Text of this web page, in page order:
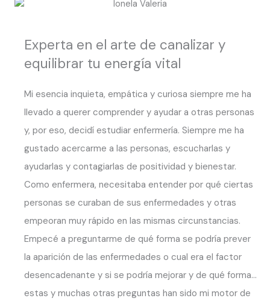
Experta en el arte de canalizar y
equilibrar tu energía vital
Mi esencia inquieta, empática y curiosa siempre me ha
llevado a querer comprender y ayudar a otras personas
y, por eso, decidí estudiar enfermería. Siempre me ha
gustado acercarme a las personas, escucharlas y
ayudarlas y contagiarlas de positividad y bienestar.
Como enfermera, necesitaba entender por qué ciertas
personas se curaban de sus enfermedades y otras
empeoran muy rápido en las mismas circunstancias.
Empecé a preguntarme de qué forma se podría prever
la aparición de las enfermedades o cual era el factor
desencadenante y si se podría mejorar y de qué forma…
estas y muchas otras preguntas han sido mi motor de